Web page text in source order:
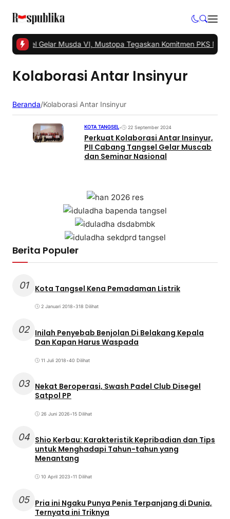
Tangsel Gelar Musda VI, Mustopa Tegaskan Komitmen PKS
Kolaborasi Antar Insinyur
Beranda/Kolaborasi Antar Insinyur
KOTA TANGSEL• 22 September 2024
Perkuat Kolaborasi Antar Insinyur,
PII Cabang Tangsel Gelar Muscab
dan Seminar Nasional
Berita Populer
01 Kota Tangsel Kena Pemadaman Listrik
2 Januari 2018•318 Dilihat
02 Inilah Penyebab Benjolan Di Belakang Kepala
Dan Kapan Harus Waspada
11 Juli 2018•40 Dilihat
03 Nekat Beroperasi, Swash Padel Club Disegel
Satpol PP
26 Juni 2026•15 Dilihat
04 Shio Kerbau: Karakteristik Kepribadian dan Tips
untuk Menghadapi Tahun-tahun yang
Menantang
10 April 2023•11 Dilihat
05 Pria ini Ngaku Punya Penis Terpanjang di Dunia,
Ternyata ini Triknya